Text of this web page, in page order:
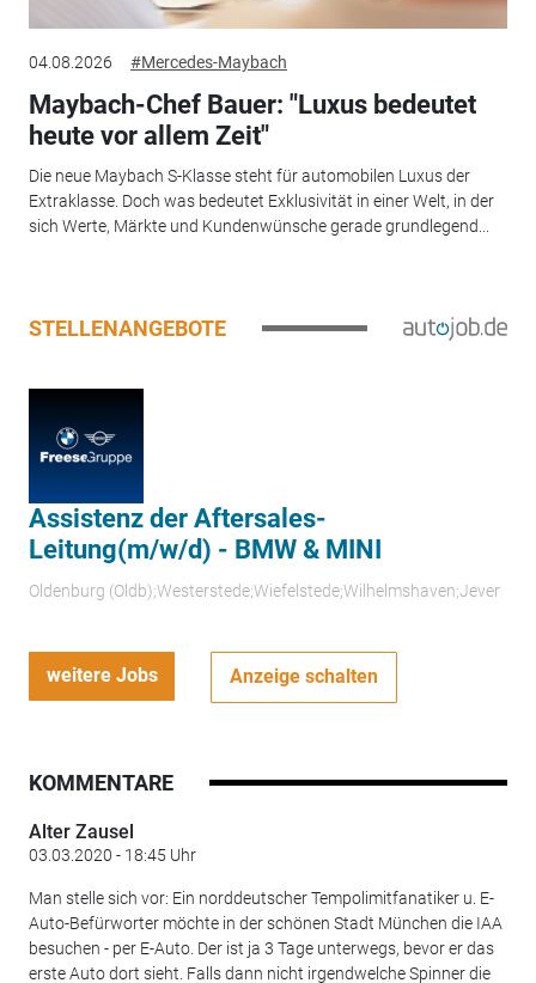
04.08.2026 #Mercedes-Maybach
Maybach-Chef Bauer: "Luxus bedeutet
heute vor allem Zeit"
Die neue Maybach S-Klasse steht für automobilen Luxus der
Extraklasse. Doch was bedeutet Exklusivität in einer Welt, in der
sich Werte, Märkte und Kundenwünsche gerade grundlegend...
STELLENANGEBOTE
Assistenz der Aftersales-
Leitung(m/w/d) - BMW & MINI
Oldenburg (Oldb);Westerstede;Wiefelstede;Wilhelmshaven;Jever
weitere Jobs Anzeige schalten
KOMMENTARE
Alter Zausel
03.03.2020 - 18:45 Uhr
Man stelle sich vor: Ein norddeutscher Tempolimitfanatiker u. E-
Auto-Befürworter möchte in der schönen Stadt München die IAA
besuchen - per E-Auto. Der ist ja 3 Tage unterwegs, bevor er das
erste Auto dort sieht. Falls dann nicht irgendwelche Spinner die